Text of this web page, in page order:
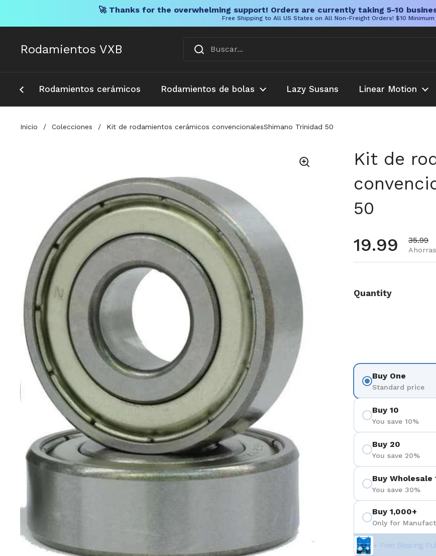
🚀 Thanks for the overwhelming support! Orders are currently taking 5-10
Free Shipping to All US States on All Non-Freight Orders! $10 Minimum
Rodamientos VXB
Rodamientos cerámicos Rodamientos de bolas Lazy Susans Linear Motion
Inicio / Colecciones / Kit de rodamientos cerámicos convencionalesShimano Trinidad 50
Kit de
50
Precio
19.99 Precio
35.99
Quantity
Buy One
Standard price
Buy 10
You save 10%
Buy 20
You save 20%
Buy Wholesale
You save 30%
Buy 1,000+
Only for
+ Free Bearing